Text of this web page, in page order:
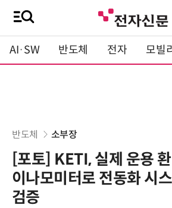
AI·SW 반도체 전자 모빌
반도체 소부장
[포토] KETI, 실제 운용
이나모미터로 전동화 시
검증